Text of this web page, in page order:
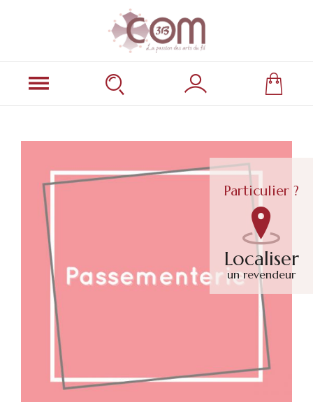
Particulier ?
Localiser
un revendeur